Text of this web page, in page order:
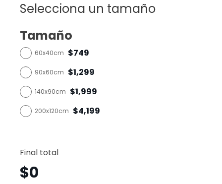
Selecciona un tamaño
Tamaño
60x40cm $749
90x60cm $1,299
140x90cm $1,999
200x120cm $4,199
Final total
$0